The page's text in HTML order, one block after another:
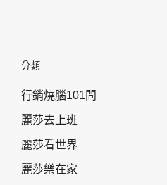
分類
行銷燒腦101問
麗莎去上班
麗莎看世界
麗莎樂在家